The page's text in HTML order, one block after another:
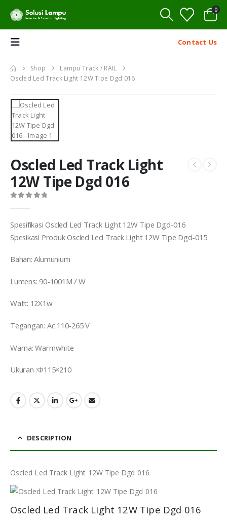
0
Contact Us
Shop
Lampu Track / RAIL
Oscled Led Track Light 12W Tipe Dgd 016
Oscled Led Track Light
12W Tipe Dgd 016
Spesifikasi Oscled Led Track Light 12W Tipe Dgd-016
Spesikasi Produk Oscled Led Track Light 12W Tipe Dgd-015
Bahan: Alumunium
Lumens: 90-1001M / W
Watt: 12X1w
Tegangan: Ac 110-265 V
Warna: Warmwhite
Ukuran :Φ115×210
DESCRIPTION
Oscled Led Track Light 12W Tipe Dgd 016
Oscled Led Track Light 12W Tipe Dgd 016